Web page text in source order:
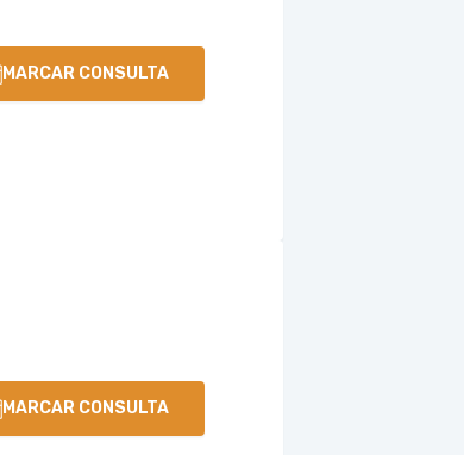
MARCAR CONSULTA
MARCAR CONSULTA